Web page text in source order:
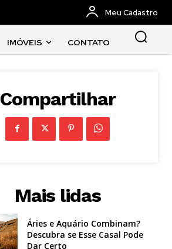
Meu Cadastro
IMÓVEIS CONTATO
Compartilhar
Mais lidas
Áries e Aquário Combinam?
Descubra se Esse Casal Pode
Dar Certo